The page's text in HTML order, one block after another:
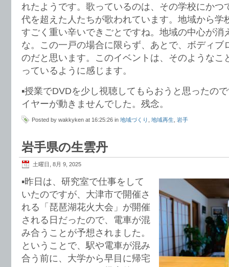
れたようです。歌っているのは、その学校にかつ
代を超えた人たちが歌われています。地域から学
すごく重い辛いできごとですね。地域の中心が消
な。この一戸の場合に限らず、あとで、ボディブ
のだと思います。このイベントは、そのようなこ
っているように感じます。
▪️授業でDVDを少し視聴してもらおうと思ったの
イヤーが動きませんでした。残念。
Posted by wakkyken at 16:25:26 in 地域づくり 地域再生 岩手
岩手県の生雲丹
土曜日, 8月 9, 2025
▪️昨日は、研究室で仕事をして
いたのですが、大津市で開催さ
れる「琵琶湖花火大会」が開催
される日だったので、電車が混
み合うことが予想されました。
ということで、駅や電車が混み
合う前に、大学から早目に帰宅